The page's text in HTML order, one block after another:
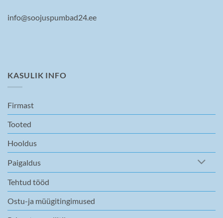
info@soojuspumbad24.ee
KASULIK INFO
Firmast
Tooted
Hooldus
Paigaldus
Tehtud tööd
Ostu-ja müügitingimused